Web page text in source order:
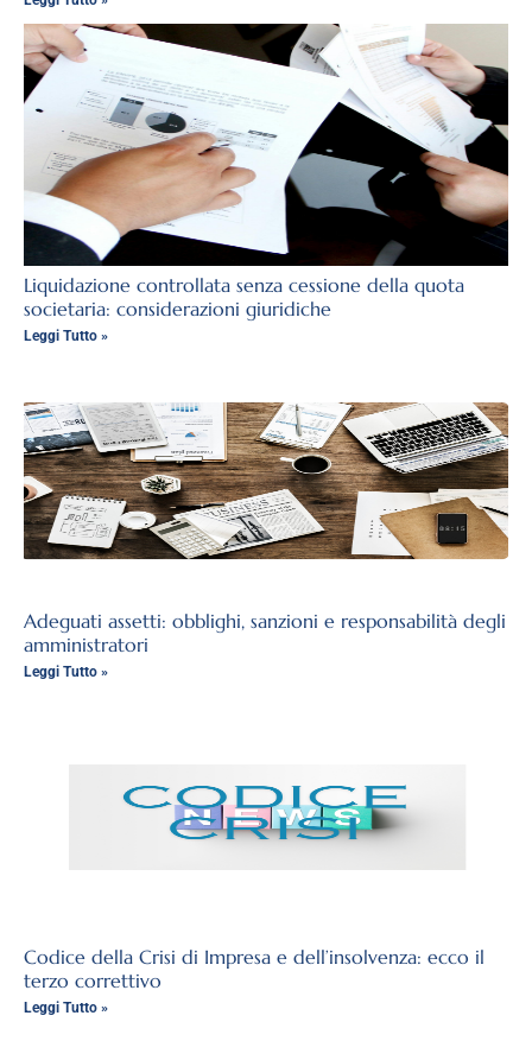
Liquidazione controllata senza cessione della quota
societaria: considerazioni giuridiche
Leggi Tutto »
Adeguati assetti: obblighi, sanzioni e responsabilità degli
amministratori
Leggi Tutto »
Codice della Crisi di Impresa e dell’insolvenza: ecco il
terzo correttivo
Leggi Tutto »